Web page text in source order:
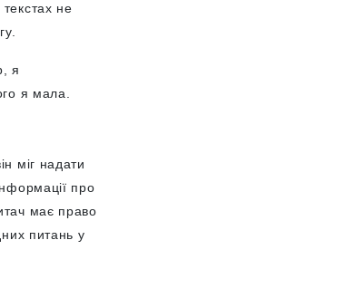
не
я
я мала.
міг надати
про
має право
питань у